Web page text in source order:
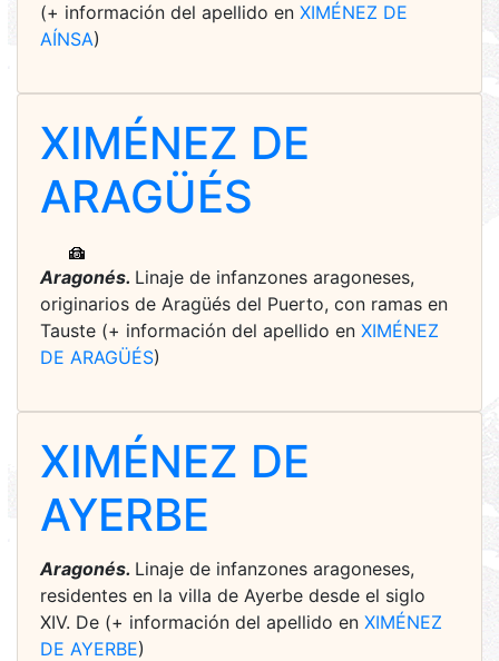
(+ información del apellido en XIMÉNEZ DE
AÍNSA)
XIMÉNEZ DE
ARAGÜÉS
Aragonés. Linaje de infanzones aragoneses,
originarios de Aragüés del Puerto, con ramas en
Tauste (+ información del apellido en XIMÉNEZ
DE ARAGÜÉS)
XIMÉNEZ DE
AYERBE
Aragonés. Linaje de infanzones aragoneses,
residentes en la villa de Ayerbe desde el siglo
XIV. De (+ información del apellido en XIMÉNEZ
DE AYERBE)